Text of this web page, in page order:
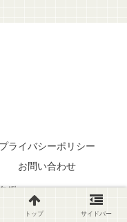
プライバシーポリシー
お問い合わせ
鑑.
トップ サイドバー